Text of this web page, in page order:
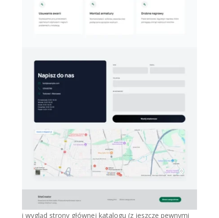
i wygląd strony głównej katalogu (z jeszcze pewnymi